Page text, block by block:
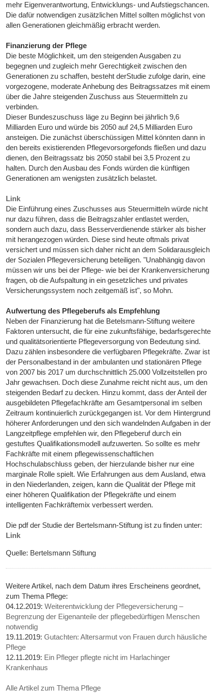
mehr Eigenverantwortung, Entwicklungs- und Aufstiegschancen.
Die dafür notwendigen zusätzlichen Mittel sollten möglichst von
allen Generationen gleichmäßig erbracht werden.
Finanzierung der Pflege
Die beste Möglichkeit, um den steigenden Ausgaben zu
begegnen und zugleich mehr Gerechtigkeit zwischen den
Generationen zu schaffen, besteht derStudie zufolge darin, eine
vorgezogene, moderate Anhebung des Beitragssatzes mit einem
über die Jahre steigenden Zuschuss aus Steuermitteln zu
verbinden.
Dieser Bundeszuschuss läge zu Beginn bei jährlich 9,6
Milliarden Euro und würde bis 2050 auf 24,5 Milliarden Euro
ansteigen. Die zunächst überschüssigen Mittel könnten dann in
den bereits existierenden Pflegevorsorgefonds fließen und dazu
dienen, den Beitragssatz bis 2050 stabil bei 3,5 Prozent zu
halten. Durch den Ausbau des Fonds würden die künftigen
Generationen am wenigsten zusätzlich belastet.
Link
Die Einführung eines Zuschusses aus Steuermitteln würde nicht
nur dazu führen, dass die Beitragszahler entlastet werden,
sondern auch dazu, dass Besserverdienende stärker als bisher
mit herangezogen würden. Diese sind heute oftmals privat
versichert und müssen sich daher nicht an dem Solidarausgleich
der Sozialen Pflegeversicherung beteiligen. "Unabhängig davon
müssen wir uns bei der Pflege- wie bei der Krankenversicherung
fragen, ob die Aufspaltung in ein gesetzliches und privates
Versicherungssystem noch zeitgemäß ist", so Mohn.
Aufwertung des Pflegeberufs als Empfehlung
Neben der Finanzierung hat die Betelsmann-Stiftung weitere
Faktoren untersucht, die für eine zukunftsfähige, bedarfsgerechte
und qualitätsorientierte Pflegeversorgung von Bedeutung sind.
Dazu zählen insbesondere die verfügbaren Pflegekräfte. Zwar ist
der Personalbestand in der ambulanten und stationären Pflege
von 2007 bis 2017 um durchschnittlich 25.000 Vollzeitstellen pro
Jahr gewachsen. Doch diese Zunahme reicht nicht aus, um den
steigenden Bedarf zu decken. Hinzu kommt, dass der Anteil der
ausgebildeten Pflegefachkräfte am Gesamtpersonal im selben
Zeitraum kontinuierlich zurückgegangen ist. Vor dem Hintergrund
höherer Anforderungen und den sich wandelnden Aufgaben in der
Langzeitpflege empfehlen wir, den Pflegeberuf durch ein
gestuftes Qualifikationsmodell aufzuwerten. So sollte es mehr
Fachkräfte mit einem pflegewissenschaftlichen
Hochschulabschluss geben, der hierzulande bisher nur eine
marginale Rolle spielt. Wie Erfahrungen aus dem Ausland, etwa
in den Niederlanden, zeigen, kann die Qualität der Pflege mit
einer höheren Qualifikation der Pflegekräfte und einem
intelligenten Fachkräftemix verbessert werden.
Die pdf der Studie der Bertelsmann-Stiftung ist zu finden unter:
Link
Quelle: Bertelsmann Stiftung
Weitere Artikel, nach dem Datum ihres Erscheinens geordnet,
zum Thema Pflege:
04.12.2019:Weiterentwicklung der Pflegeversicherung –
Begrenzung der Eigenanteile der pflegebedürftigen Menschen
notwendig
19.11.2019:Gutachten: Altersarmut von Frauen durch häusliche
Pflege
12.11.2019: Ein Pfleger pflegte nicht im Harlachinger
Krankenhaus
Alle Artikel zum Thema Pflege